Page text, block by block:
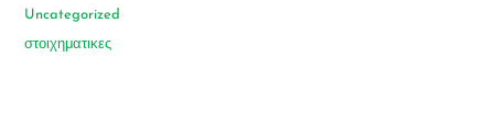
Uncategorized
στοιχηματικες